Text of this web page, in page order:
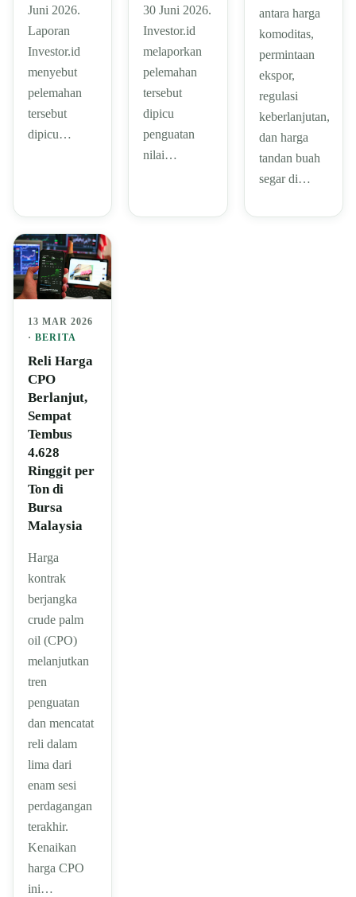
Juni 2026.
Laporan
Investor.id
menyebut
pelemahan
tersebut
dipicu…
30 Juni 2026.
Investor.id
melaporkan
pelemahan
tersebut
dipicu
penguatan
nilai…
antara harga
komoditas,
permintaan
ekspor,
regulasi
keberlanjutan,
dan harga
tandan buah
segar di…
13 MAR 2026
· BERITA
Reli Harga
CPO
Berlanjut,
Sempat
Tembus
4.628
Ringgit per
Ton di
Bursa
Malaysia
Harga
kontrak
berjangka
crude palm
oil (CPO)
melanjutkan
tren
penguatan
dan mencatat
reli dalam
lima dari
enam sesi
perdagangan
terakhir.
Kenaikan
harga CPO
ini…